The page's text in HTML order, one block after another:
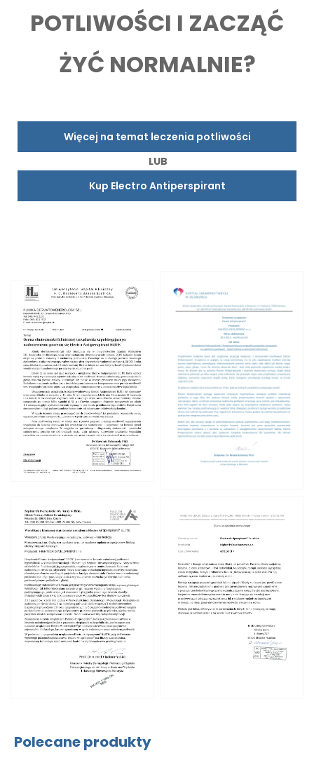
POTLIWOŚCI I ZACZĄĆ
ŻYĆ NORMALNIE?
Więcej na temat leczenia potliwości
LUB
Kup Electro Antiperspirant
Polecane produkty